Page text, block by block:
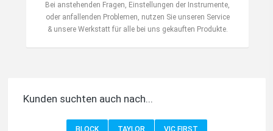
Bei anstehenden Fragen, Einstellungen der Instrumente,
oder anfallenden Problemen, nutzen Sie unseren Service
& unsere Werkstatt für alle bei uns gekauften Produkte.
Kunden suchten auch nach...